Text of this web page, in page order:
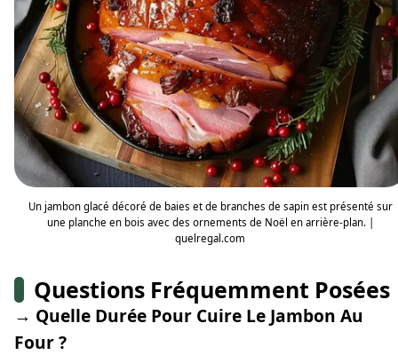
Un jambon glacé décoré de baies et de branches de sapin est présenté sur
une planche en bois avec des ornements de Noël en arrière-plan. |
quelregal.com
Questions Fréquemment Posées
→ Quelle Durée Pour Cuire Le Jambon Au
Four ?